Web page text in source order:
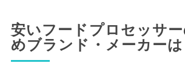
安いフードプロセッサ
めブランド・メーカーは